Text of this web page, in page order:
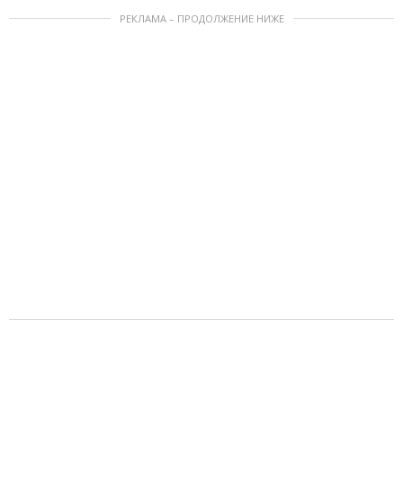
РЕКЛАМА – ПРОДОЛЖЕНИЕ НИЖЕ